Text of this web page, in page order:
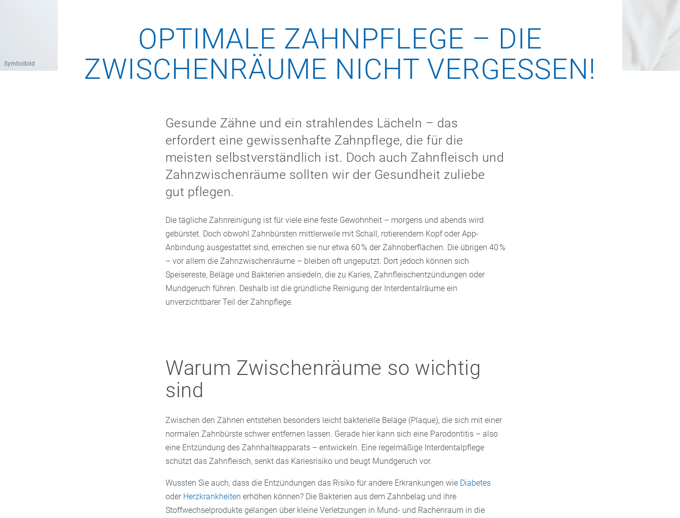
Symbolbild
OPTIMALE ZAHNPFLEGE – DIE
ZWISCHENRÄUME NICHT VERGESSEN!
Gesunde Zähne und ein strahlendes Lächeln – das
erfordert eine gewissenhafte Zahnpflege, die für die
meisten selbstverständlich ist. Doch auch Zahnfleisch und
Zahnzwischenräume sollten wir der Gesundheit zuliebe
gut pflegen.
Die tägliche Zahnreinigung ist für viele eine feste Gewohnheit – morgens und abends wird
gebürstet. Doch obwohl Zahnbürsten mittlerweile mit Schall, rotierendem Kopf oder App-
Anbindung ausgestattet sind, erreichen sie nur etwa 60 % der Zahnoberflächen. Die übrigen 40 %
– vor allem die Zahnzwischenräume – bleiben oft ungeputzt. Dort jedoch können sich
Speisereste, Beläge und Bakterien ansiedeln, die zu Karies, Zahnfleischentzündungen oder
Mundgeruch führen. Deshalb ist die gründliche Reinigung der Interdentalräume ein
unverzichtbarer Teil der Zahnpflege.
Warum Zwischenräume so wichtig
sind
Zwischen den Zähnen entstehen besonders leicht bakterielle Beläge (Plaque), die sich mit einer
normalen Zahnbürste schwer entfernen lassen. Gerade hier kann sich eine Parodontitis – also
eine Entzündung des Zahnhalteapparats – entwickeln. Eine regelmäßige Interdentalpflege
schützt das Zahnfleisch, senkt das Kariesrisiko und beugt Mundgeruch vor.
Wussten Sie auch, dass die Entzündungen das Risiko für andere Erkrankungen wie Diabetes
oder Herzkrankheiten erhöhen können? Die Bakterien aus dem Zahnbelag und ihre
Stoffwechselprodukte gelangen über kleine Verletzungen in Mund- und Rachenraum in die